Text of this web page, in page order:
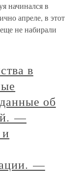
начинался в
апреле, в этот
не набирали
в
об
—
—